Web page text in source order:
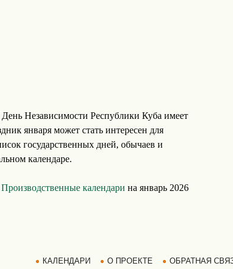
Независимости Республики Куба имеет
января может стать интересен для
государственных дней, обычаев и
календаре.
Производственные календари на январь 2026
КАЛЕНДАРИ О ПРОЕКТЕ ОБРАТНАЯ